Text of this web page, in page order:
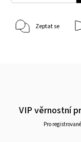
Zeptat se
VIP věrnostní
Pro registrované